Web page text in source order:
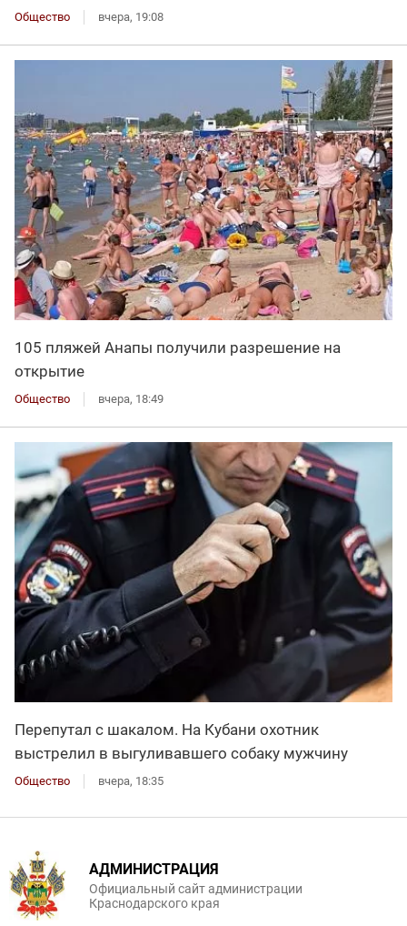
Общество вчера, 19:08
105 пляжей Анапы получили разрешение на
открытие
Общество вчера, 18:49
Перепутал с шакалом. На Кубани охотник
выстрелил в выгуливавшего собаку мужчину
Общество вчера, 18:35
АДМИНИСТРАЦИЯ
Официальный сайт администрации
Краснодарского края